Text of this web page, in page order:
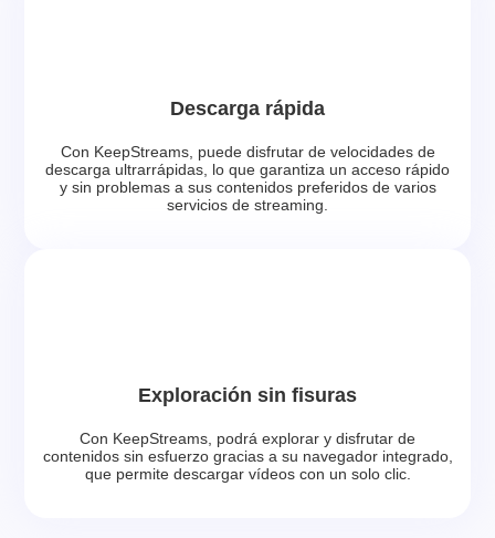
Descarga rápida
Con KeepStreams, puede disfrutar de velocidades de
descarga ultrarrápidas, lo que garantiza un acceso rápido
y sin problemas a sus contenidos preferidos de varios
servicios de streaming.
Exploración sin fisuras
Con KeepStreams, podrá explorar y disfrutar de
contenidos sin esfuerzo gracias a su navegador integrado,
que permite descargar vídeos con un solo clic.